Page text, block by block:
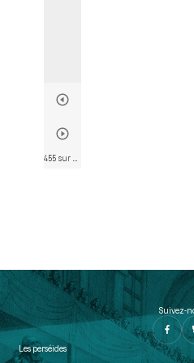
Suivez-
Les perséides